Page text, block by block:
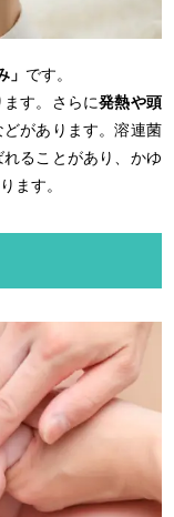
」 です。
ます。さらに発熱や頭
どがあります。溶連菌
れることがあり、かゆ
ます。